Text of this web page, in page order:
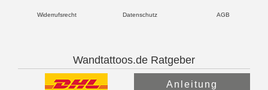
Widerrufsrecht Datenschutz AGB
Wandtattoos.de Ratgeber
Anleitung